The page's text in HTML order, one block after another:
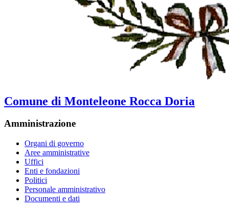
Comune di Monteleone Rocca Doria
Amministrazione
Organi di governo
Aree amministrative
Uffici
Enti e fondazioni
Politici
Personale amministrativo
Documenti e dati